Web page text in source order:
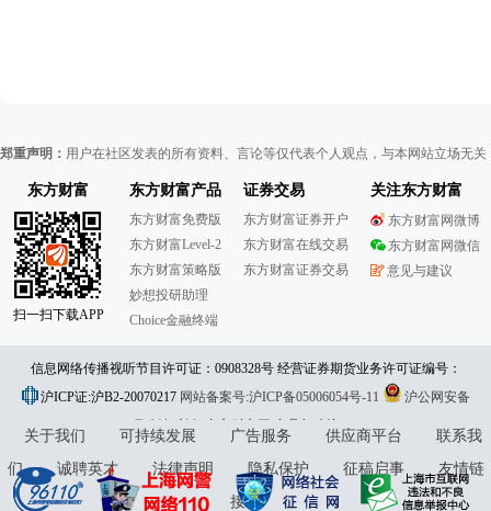
郑重声明： 用户在社区发表的所有资料、言论等仅代表个人观点，与本网站立场无
东方财富
扫一扫下载APP
东方财富产品
东方财富免费版
东方财富Level-2
东方财富策略版
妙想投研助理
Choice金融终端
证券交易
东方财富证券开户
东方财富在线交易
东方财富证券交易
关注东方财富
东方财富网微博
东方财富网微信
意见与建议
信息网络传播视听节目许可证：0908328号 经营证券期货业务许可证编号：
913101046312860336 违法和不良信息举报:021-61278686 举报邮箱：
jubao@eastmoney.com
沪ICP证:沪B2-20070217 网站备案号:沪ICP备05006054号-11
沪公网安备
31010402000120号版权所有:东方财富网意见与建议:4000300059/952500
关于我们 可持续发展 广告服务 供应商平台
联系我
们
诚聘英才 法律声明 隐私保护 征稿启事
友情链
接